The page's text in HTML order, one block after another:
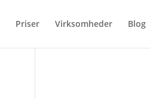
Priser Virksomheder Blog